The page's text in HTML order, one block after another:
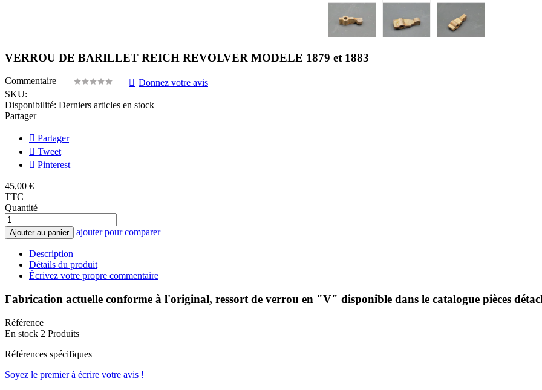
VERROU DE BARILLET REICH REVOLVER MODELE 1879 et 1883
Commentaire
Donnez votre avis
SKU:
Disponibilité: Derniers articles en stock
Partager
Partager
Tweet
Pinterest
45,00 €
TTC
Quantité
Ajouter au panier ajouter pour comparer
Description
Détails du produit
Écrivez votre propre commentaire
Fabrication actuelle conforme à l'original, ressort de verrou en "V" disponible dans le catalogue pièces
Référence
En stock 2 Produits
Références spécifiques
Soyez le premier à écrire votre avis !